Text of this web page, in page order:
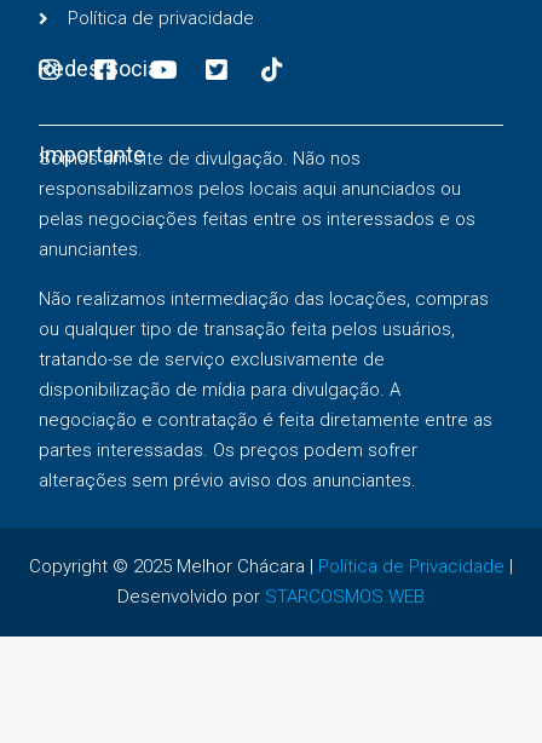
Política de privacidade
Redes Sociais
Importante
Somos um site de divulgação. Não nos
responsabilizamos pelos locais aqui anunciados ou
pelas negociações feitas entre os interessados e os
anunciantes.
Não realizamos intermediação das locações, compras
ou qualquer tipo de transação feita pelos usuários,
tratando-se de serviço exclusivamente de
disponibilização de mídia para divulgação. A
negociação e contratação é feita diretamente entre as
partes interessadas. Os preços podem sofrer
alterações sem prévio aviso dos anunciantes.
Copyright © 2025 Melhor Chácara | Política de Privacidade |
Desenvolvido por STARCOSMOS WEB